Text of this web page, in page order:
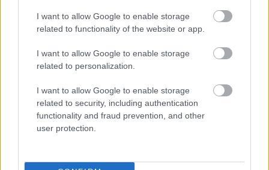
I want to allow Google to enable storage
related to functionality of the website or app.
I want to allow Google to enable storage
related to personalization.
I want to allow Google to enable storage
related to security, including authentication
functionality and fraud prevention, and other
user protection.
MOZI: A szürke ötven árnyalata
flimklipjei
Olvass egy kis infót a film főszereplőiről is
budapest24•2015. február 06.
Időről időre előfordul, hogy földrengésszerű erővel,
váratlanul utat tör magának egy alkotás, amely
mindenkit izgalomban tartó témát érint, ...